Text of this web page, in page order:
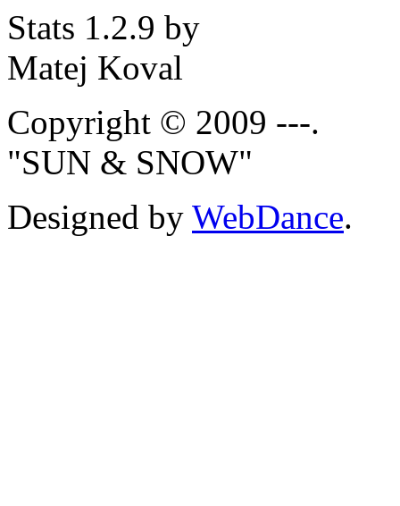
Copyright © 2009 ---.
"SUN & SNOW"
Designed by WebDance.